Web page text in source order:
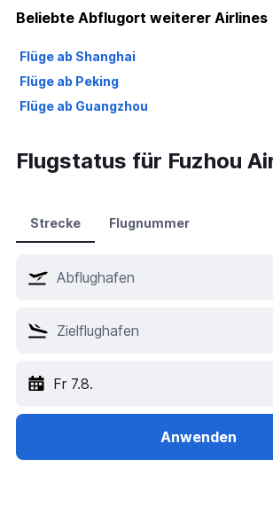
Beliebte Abflugort weiterer Airlines
Flüge ab Shanghai
Flüge ab Peking
Flüge ab Guangzhou
Flugstatus für Fuzhou
Strecke Flugnummer
Fr 7.8.
Anwenden